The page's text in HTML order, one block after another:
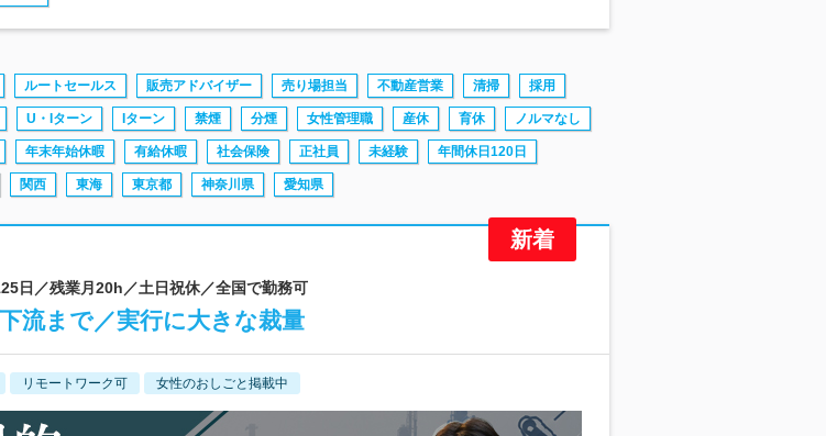
ルートセールス 販売アドバイザー 売り場担当 不動産営業 清掃 採用
U・Iターン Iターン 禁煙 分煙 女性管理職 産休 育休 ノルマなし
年末年始休暇 有給休暇 社会保険 正社員 未経験 年間休日120日
関西 東海 東京都 神奈川県 愛知県
日／残業月20h／土日祝休／全国で勤務可
流まで／実行に大きな裁量
リモートワーク可 女性のおしごと掲載中